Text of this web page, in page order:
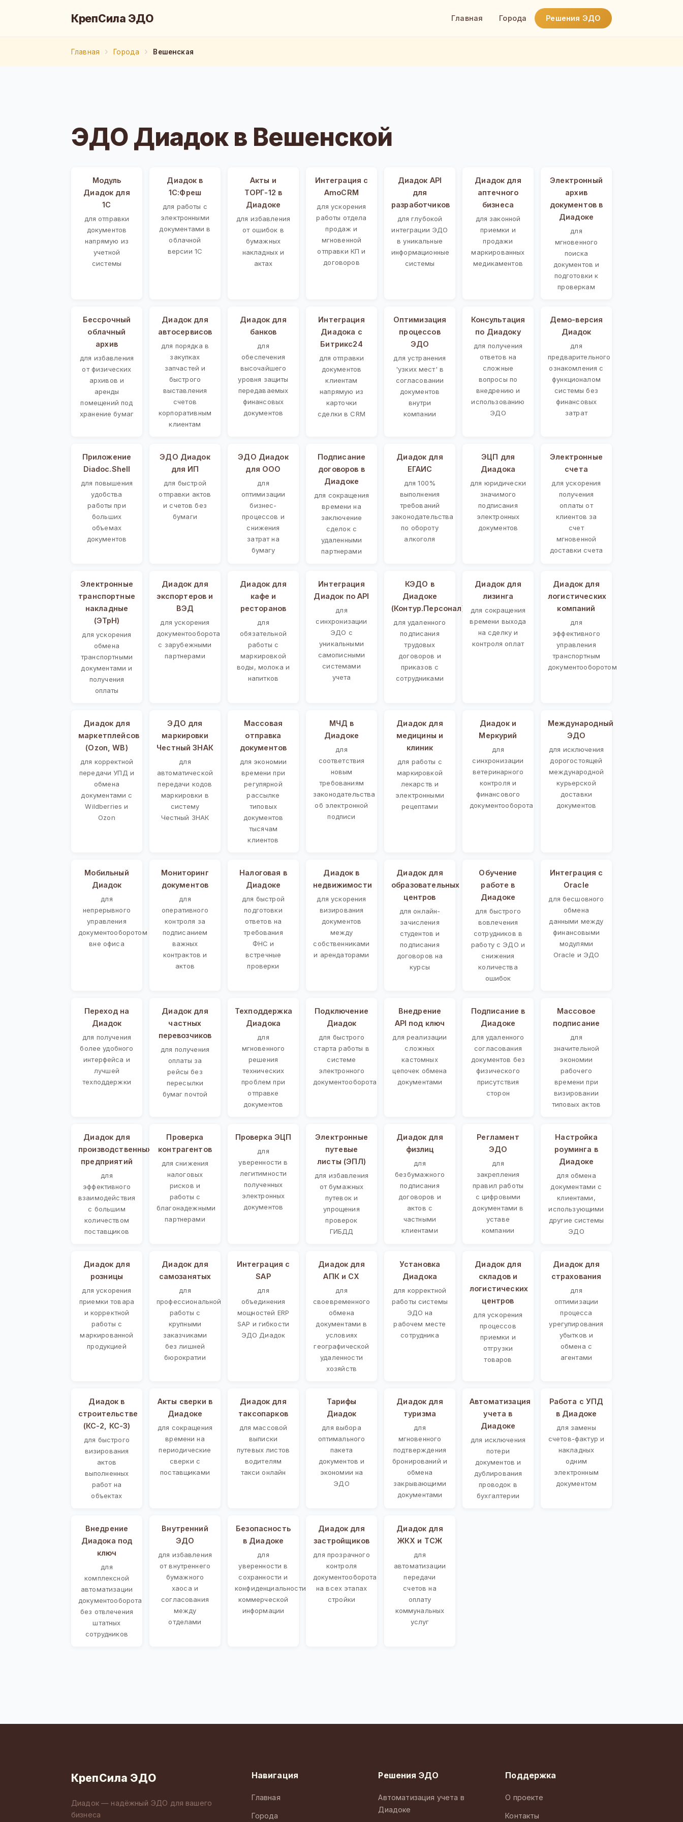
КрепСила ЭДО Главная Города Решения ЭДО
Главная Города Вешенская
ЭДО Диадок в Вешенской
Модуль
Диадок для
1С
для отправки
документов
напрямую из
учетной
системы
Диадок в
1С:Фреш
для работы с
электронными
документами в
облачной
версии 1С
Акты и
ТОРГ-12 в
Диадоке
для избавления
от ошибок в
бумажных
накладных и
актах
Интеграция с
AmoCRM
для ускорения
работы отдела
продаж и
мгновенной
отправки КП и
договоров
Диадок API
для
разработчиков
для глубокой
интеграции ЭДО
в уникальные
информационные
системы
Диадок для
аптечного
бизнеса
для законной
приемки и
продажи
маркированных
медикаментов
Электронный
архив
документов в
Диадоке
для
мгновенного
поиска
документов и
подготовки к
проверкам
Бессрочный
облачный
архив
для избавления
от физических
архивов и
аренды
помещений под
хранение бумаг
Диадок для
автосервисов
для порядка в
закупках
запчастей и
быстрого
выставления
счетов
корпоративным
клиентам
Диадок для
банков
для
обеспечения
высочайшего
уровня защиты
передаваемых
финансовых
документов
Интеграция
Диадока с
Битрикс24
для отправки
документов
клиентам
напрямую из
карточки
сделки в CRM
Оптимизация
процессов
ЭДО
для устранения
'узких мест' в
согласовании
документов
внутри
компании
Консультация
по Диадоку
для получения
ответов на
сложные
вопросы по
внедрению и
использованию
ЭДО
Демо-версия
Диадок
для
предварительного
ознакомления с
функционалом
системы без
финансовых
затрат
Приложение
Diadoc.Shell
для повышения
удобства
работы при
больших
объемах
документов
ЭДО Диадок
для ИП
для быстрой
отправки актов
и счетов без
бумаги
ЭДО Диадок
для ООО
для
оптимизации
бизнес-
процессов и
снижения
затрат на
бумагу
Подписание
договоров в
Диадоке
для сокращения
времени на
заключение
сделок с
удаленными
партнерами
Диадок для
ЕГАИС
для 100%
выполнения
требований
законодательства
по обороту
алкоголя
ЭЦП для
Диадока
для юридически
значимого
подписания
электронных
документов
Электронные
счета
для ускорения
получения
оплаты от
клиентов за
счет
мгновенной
доставки счета
Электронные
транспортные
накладные
(ЭТрН)
для ускорения
обмена
транспортными
документами и
получения
оплаты
Диадок для
экспортеров и
ВЭД
для ускорения
документооборота
с зарубежными
партнерами
Диадок для
кафе и
ресторанов
для
обязательной
работы с
маркировкой
воды, молока и
напитков
Интеграция
Диадок по API
для
синхронизации
ЭДО с
уникальными
самописными
системами
учета
КЭДО в
Диадоке
(Контур.Персонал)
для удаленного
подписания
трудовых
договоров и
приказов с
сотрудниками
Диадок для
лизинга
для сокращения
времени выхода
на сделку и
контроля оплат
Диадок для
логистических
компаний
для
эффективного
управления
транспортным
документооборотом
Диадок для
маркетплейсов
(Ozon, WB)
для корректной
передачи УПД и
обмена
документами с
Wildberries и
Ozon
ЭДО для
маркировки
Честный ЗНАК
для
автоматической
передачи кодов
маркировки в
систему
Честный ЗНАК
Массовая
отправка
документов
для экономии
времени при
регулярной
рассылке
типовых
документов
тысячам
клиентов
МЧД в
Диадоке
для
соответствия
новым
требованиям
законодательства
об электронной
подписи
Диадок для
медицины и
клиник
для работы с
маркировкой
лекарств и
электронными
рецептами
Диадок и
Меркурий
для
синхронизации
ветеринарного
контроля и
финансового
документооборота
Международный
ЭДО
для исключения
дорогостоящей
международной
курьерской
доставки
документов
Мобильный
Диадок
для
непрерывного
управления
документооборотом
вне офиса
Мониторинг
документов
для
оперативного
контроля за
подписанием
важных
контрактов и
актов
Налоговая в
Диадоке
для быстрой
подготовки
ответов на
требования
ФНС и
встречные
проверки
Диадок в
недвижимости
для ускорения
визирования
документов
между
собственниками
и арендаторами
Диадок для
образовательных
центров
для онлайн-
зачисления
студентов и
подписания
договоров на
курсы
Обучение
работе в
Диадоке
для быстрого
вовлечения
сотрудников в
работу с ЭДО и
снижения
количества
ошибок
Интеграция с
Oracle
для бесшовного
обмена
данными между
финансовыми
модулями
Oracle и ЭДО
Переход на
Диадок
для получения
более удобного
интерфейса и
лучшей
техподдержки
Диадок для
частных
перевозчиков
для получения
оплаты за
рейсы без
пересылки
бумаг почтой
Техподдержка
Диадока
для
мгновенного
решения
технических
проблем при
отправке
документов
Подключение
Диадок
для быстрого
старта работы в
системе
электронного
документооборота
Внедрение
API под ключ
для реализации
сложных
кастомных
цепочек обмена
документами
Подписание в
Диадоке
для удаленного
согласования
документов без
физического
присутствия
сторон
Массовое
подписание
для
значительной
экономии
рабочего
времени при
визировании
типовых актов
Диадок для
производственных
предприятий
для
эффективного
взаимодействия
с большим
количеством
поставщиков
Проверка
контрагентов
для снижения
налоговых
рисков и
работы с
благонадежными
партнерами
Проверка ЭЦП
для
уверенности в
легитимности
полученных
электронных
документов
Электронные
путевые
листы (ЭПЛ)
для избавления
от бумажных
путевок и
упрощения
проверок
ГИБДД
Диадок для
физлиц
для
безбумажного
подписания
договоров и
актов с
частными
клиентами
Регламент
ЭДО
для
закрепления
правил работы
с цифровыми
документами в
уставе
компании
Настройка
роуминга в
Диадоке
для обмена
документами с
клиентами,
использующими
другие системы
ЭДО
Диадок для
розницы
для ускорения
приемки товара
и корректной
работы с
маркированной
продукцией
Диадок для
самозанятых
для
профессиональной
работы с
крупными
заказчиками
без лишней
бюрократии
Интеграция с
SAP
для
объединения
мощностей ERP
SAP и гибкости
ЭДО Диадок
Диадок для
АПК и СХ
для
своевременного
обмена
документами в
условиях
географической
удаленности
хозяйств
Установка
Диадока
для корректной
работы системы
ЭДО на
рабочем месте
сотрудника
Диадок для
складов и
логистических
центров
для ускорения
процессов
приемки и
отгрузки
товаров
Диадок для
страхования
для
оптимизации
процесса
урегулирования
убытков и
обмена с
агентами
Диадок в
строительстве
(КС-2, КС-3)
для быстрого
визирования
актов
выполненных
работ на
объектах
Акты сверки в
Диадоке
для сокращения
времени на
периодические
сверки с
поставщиками
Диадок для
таксопарков
для массовой
выписки
путевых листов
водителям
такси онлайн
Тарифы
Диадок
для выбора
оптимального
пакета
документов и
экономии на
ЭДО
Диадок для
туризма
для
мгновенного
подтверждения
бронирований и
обмена
закрывающими
документами
Автоматизация
учета в
Диадоке
для исключения
потери
документов и
дублирования
проводок в
бухгалтерии
Работа с УПД
в Диадоке
для замены
счетов-фактур и
накладных
одним
электронным
документом
Внедрение
Диадока под
ключ
для
комплексной
автоматизации
документооборота
без отвлечения
штатных
сотрудников
Внутренний
ЭДО
для избавления
от внутреннего
бумажного
хаоса и
согласования
между
отделами
Безопасность
в Диадоке
для
уверенности в
сохранности и
конфиденциальности
коммерческой
информации
Диадок для
застройщиков
для прозрачного
контроля
документооборота
на всех этапах
стройки
Диадок для
ЖКХ и ТСЖ
для
автоматизации
передачи
счетов на
оплату
коммунальных
услуг
КрепСила ЭДО
Диадок — надёжный ЭДО для вашего
бизнеса
Навигация
Главная
Города
Решения ЭДО
Автоматизация учета в
Диадоке
Поддержка
О проекте
Контакты